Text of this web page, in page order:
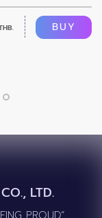
BUY
LTD.